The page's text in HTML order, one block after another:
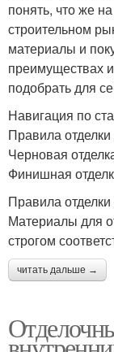
понять, что же
строительном
материалы и
преимуществах
подобрать для
Навигация по
Правила
Черновая
Финишная
Правила
Материалы для
строгом
читать дальше →